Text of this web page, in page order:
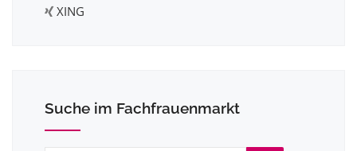
XING
Suche im Fachfrauenmarkt